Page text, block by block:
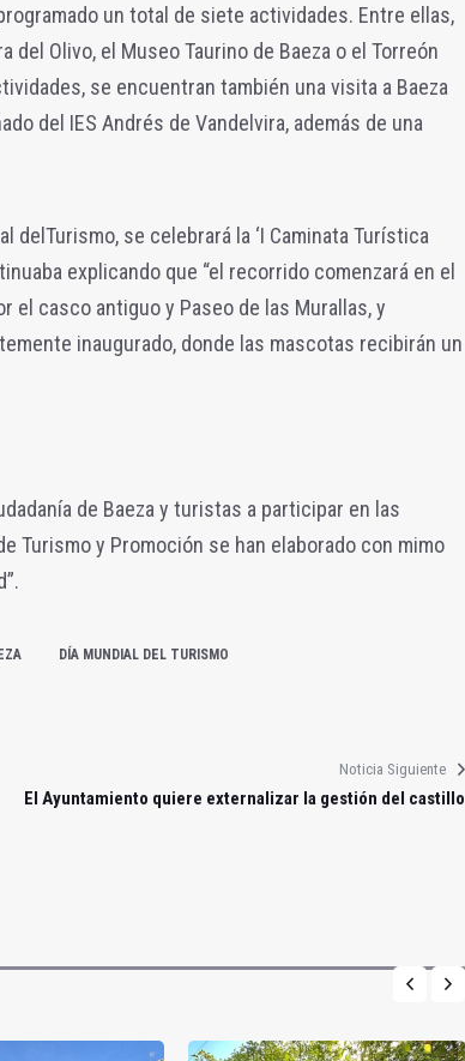
un total de siete actividades. Entre ellas,
del Olivo, el Museo Taurino de Baeza o el Torreón
se encuentran también una visita a Baeza
del IES Andrés de Vandelvira, además de una
del Turismo, se celebrará la ‘I Caminata Turística
explicando que “el recorrido comenzará en el
el casco antiguo y Paseo de las Murallas, y
inaugurado, donde las mascotas recibirán un
de Baeza y turistas a participar en las
Turismo y Promoción se han elaborado con mimo
DÍA MUNDIAL DEL TURISMO
Noticia Siguiente
El Ayuntamiento quiere externalizar la gestión del castillo